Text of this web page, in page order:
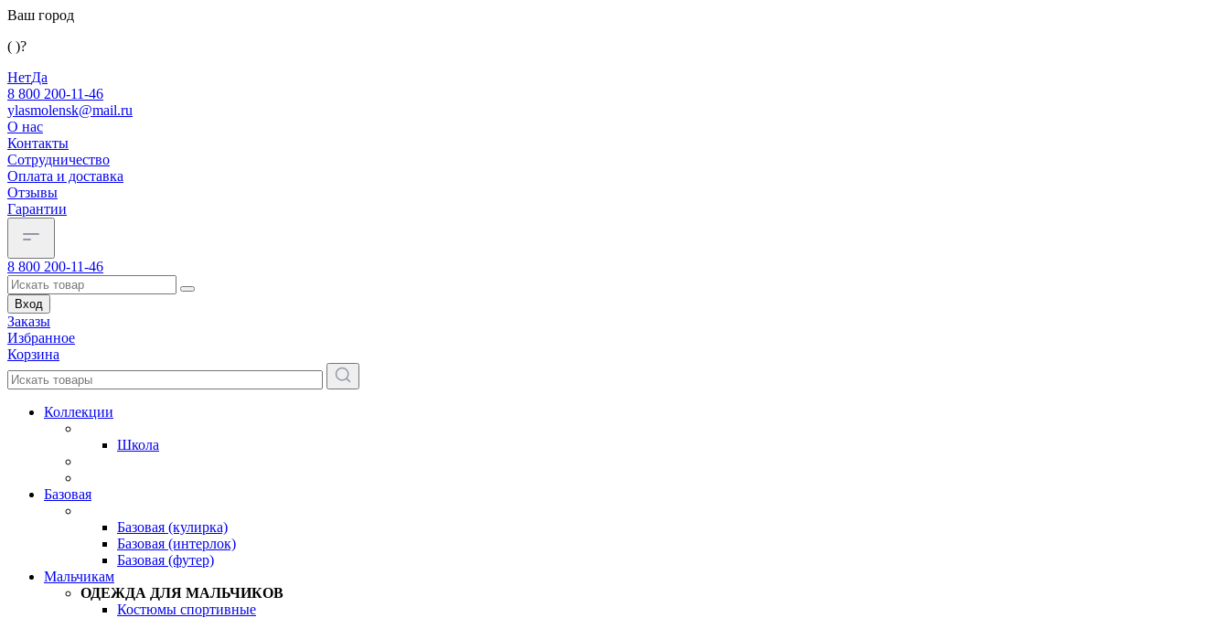
Ваш город
( )?
НетДа
8 800 200-11-46
ylasmolensk@mail.ru
О нас
Контакты
Сотрудничество
Оплата и доставка
Отзывы
Гарантии
8 800 200-11-46
Вход
Заказы
Избранное
Корзина
Коллекции
Школа
Базовая
Базовая (кулирка)
Базовая (интерлок)
Базовая (футер)
Мальчикам
ОДЕЖДА ДЛЯ МАЛЬЧИКОВ
Костюмы спортивные